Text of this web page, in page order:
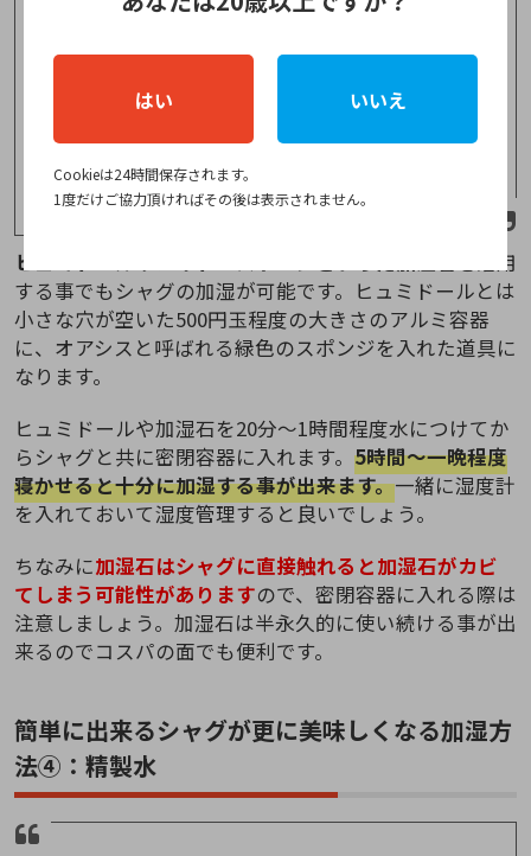
さな容器を入れその中にヒュミドールを入れて
る。明らかに味、キック感が強くなり味のバラ
— Dai (@enjoypipes)July 28, 2018
ヒュミドールやハイドロストーンといった加湿石
を活用
する事でもシャグの加湿が可能です。ヒュミドールとは
小さな穴が空いた500円玉程度の大きさのアルミ容器
に、オアシスと呼ばれる緑色のスポンジを入れた道具に
なります。
ヒュミドールや加湿石を20分～1時間程度水につけてか
らシャグと共に密閉容器に入れます。 5時間～一晩程度
寝かせると十分に加湿する事が出来ます。一緒に湿度計
を入れておいて湿度管理すると良いでしょう。
ちなみに加湿石はシャグに直接触れると加湿石がカビ
てしまう可能性がありますので、密閉容器に入れる際は
注意しましょう。加湿石は半永久的に使い続ける事が出
来るのでコスパの面でも便利です。
簡単に出来るシャグが更に美味しくなる加湿方
法④：精製水
はい いいえ
Cookieは24時間保存されます。
1度だけご協力頂ければその後は表示されません。